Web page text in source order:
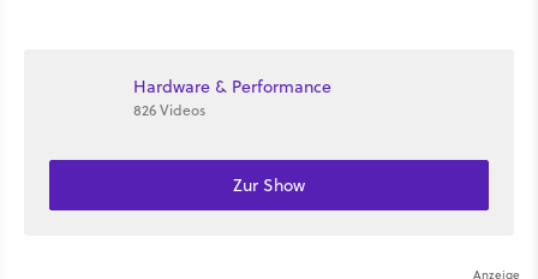
Hardware & Performance
826 Videos
Zur Show